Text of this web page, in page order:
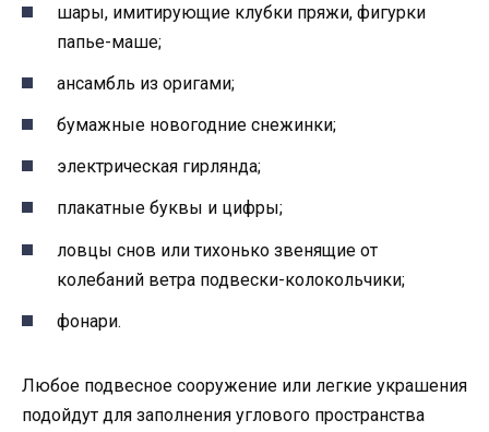
шары, имитирующие клубки пряжи, фигурки
папье-маше;
ансамбль из оригами;
бумажные новогодние снежинки;
электрическая гирлянда;
плакатные буквы и цифры;
ловцы снов или тихонько звенящие от
колебаний ветра подвески-колокольчики;
фонари.
Любое подвесное сооружение или легкие украшения
подойдут для заполнения углового пространства